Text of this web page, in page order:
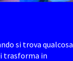
si trova qualcosa
trasforma in